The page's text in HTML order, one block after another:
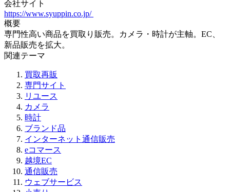
会社サイト
https://www.syuppin.co.jp/
概要
専門性高い商品を買取り販売。カメラ・時計が主軸。EC、
新品販売を拡大。
関連テーマ
買取再販
専門サイト
リユース
カメラ
時計
ブランド品
インターネット通信販売
eコマース
越境EC
通信販売
ウェブサービス